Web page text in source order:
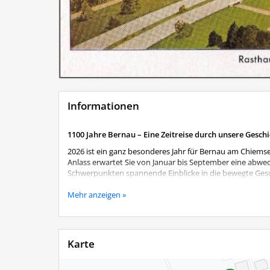
Informationen
1100 Jahre Bernau – Eine Zeitreise durch unsere
2026 ist ein ganz besonderes Jahr für Bernau am
Anlass erwartet Sie von Januar bis September eine
Schwerpunkten spannende Einblicke in die bewegte
Begeben Sie sich auf eine Zeitreise von den Anfängen
Perspektiven. Die Ausstellung verändert sich im Laufe
Aktuelles Ausstellungsthema
Reichsautobahn und Rasthaus - Entstehung und
und Mobilität. Doch wie entstand die Reichsautobahn,
jährigen Gemeindejubiläums widmet sich die aktuelle
Mehr anzeigen »
Karte